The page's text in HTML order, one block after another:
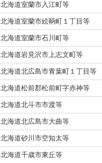
北海道室蘭市入江町等
北海道室蘭市絵鞆町１丁目等
北海道室蘭市石川町等
北海道岩見沢市上志文町等
北海道北広島市青葉町１丁目等
北海道松前郡松前町字赤神等
北海道北斗市市渡等
北海道北広島市大曲等
北海道砂川市空知太等
北海道千歳市東丘等